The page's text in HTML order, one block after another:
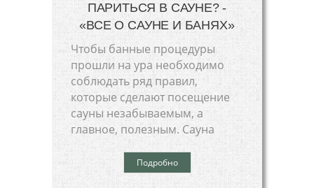
ПАРИТЬСЯ В САУНЕ? -
«ВСЕ О САУНЕ И БАНЯХ»
Чтобы банные процедуры
прошли на ура необходимо
соблюдать ряд правил,
которые сделают посещение
сауны незабываемым, а
главное, полезным. Сауна
Подробно